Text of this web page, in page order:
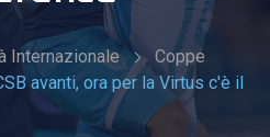
Internazionale
Coppe
avanti, ora per la Virtus c'è il